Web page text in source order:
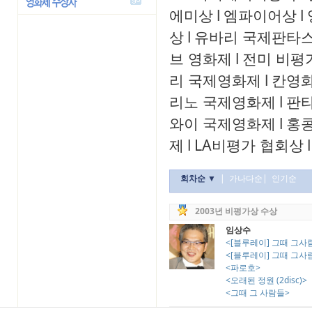
에미상 l 엠파이어상 l
상 l 유바리 국제판타
브 영화제 l 전미 비평
리 국제영화제 l 칸영
리노 국제영화제 l 판
와이 국제영화제 l 홍
제 l LA비평가 협회상 l
회차순 ▼ | 가나다순 | 인기순
2003년 비평가상 수상
임상수
<[블루레이] 그때 그사
<[블루레이] 그때 그사
<파로호>
<오래된 정원 (2disc)>
<그때 그 사람들>